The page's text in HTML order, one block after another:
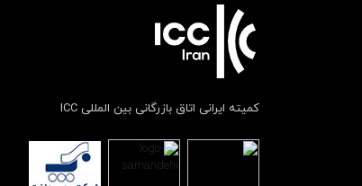
کمیته ایرانی اتاق بازرگانی بین المللی ICC